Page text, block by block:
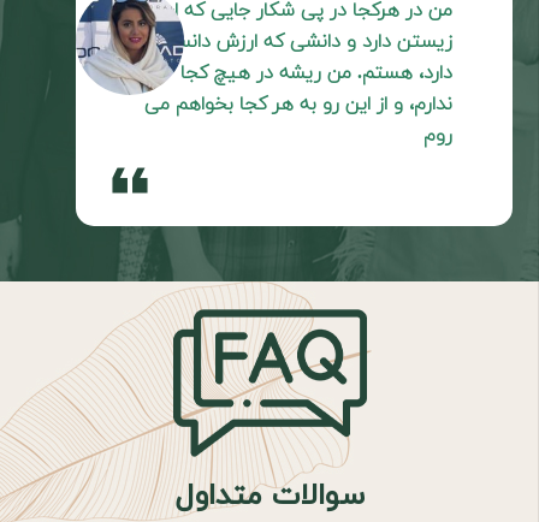
من در هرکجا در پی شکار جایی که ارزش
زیستن دارد و دانشی که ارزش دانستن
دارد، هستم. من ریشه در هیچ کجا
ندارم، و از این رو به هر کجا بخواهم می
روم
format_quote
سوالات متداول